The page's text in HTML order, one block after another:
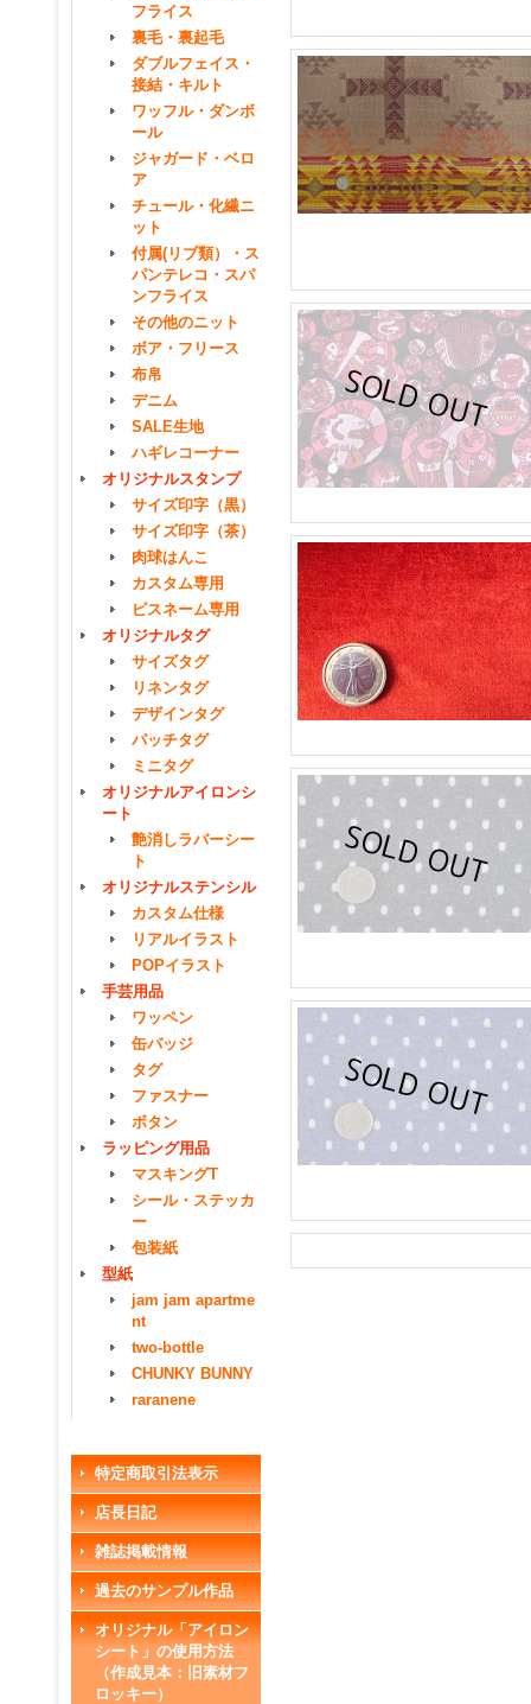
フライス
裏毛・裏起毛
ダブルフェイス・
接結・キルト
ワッフル・ダンボ
ール
ジャガード・ベロ
ア
チュール・化繊ニ
ット
付属(リブ類）・ス
パンテレコ・スパ
ンフライス
その他のニット
ボア・フリース
布帛
デニム
SALE生地
ハギレコーナー
オリジナルスタンプ
サイズ印字（黒）
サイズ印字（茶）
肉球はんこ
カスタム専用
ピスネーム専用
オリジナルタグ
サイズタグ
リネンタグ
デザインタグ
パッチタグ
ミニタグ
オリジナルアイロンシ
ート
艶消しラバーシー
ト
オリジナルステンシル
カスタム仕様
リアルイラスト
POPイラスト
手芸用品
ワッペン
缶バッジ
タグ
ファスナー
ボタン
ラッピング用品
マスキングT
シール・ステッカ
ー
包装紙
型紙
jam jam apartme
nt
two-bottle
CHUNKY BUNNY
raranene
特定商取引法表示
店長日記
雑誌掲載情報
過去のサンプル作品
オリジナル「アイロン
シート」の使用方法
（作成見本：旧素材フ
ロッキー）